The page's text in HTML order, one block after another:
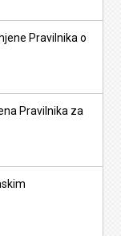
Pravilnika o
Pravilnika za